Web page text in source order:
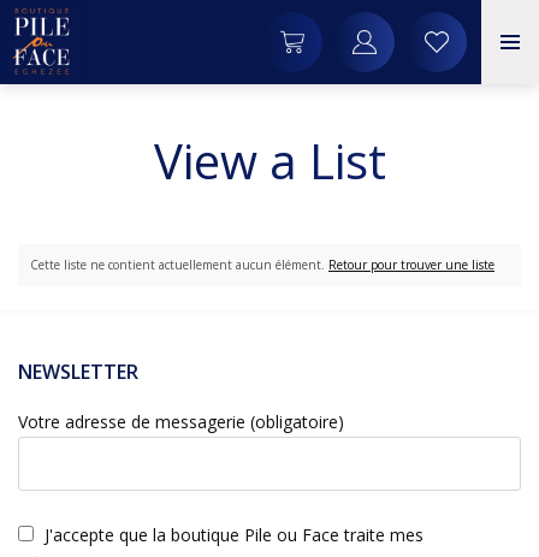
View a List
Cette liste ne contient actuellement aucun élément. Retour pour trouver une liste
NEWSLETTER
Votre adresse de messagerie (obligatoire)
J'accepte que la boutique Pile ou Face traite mes